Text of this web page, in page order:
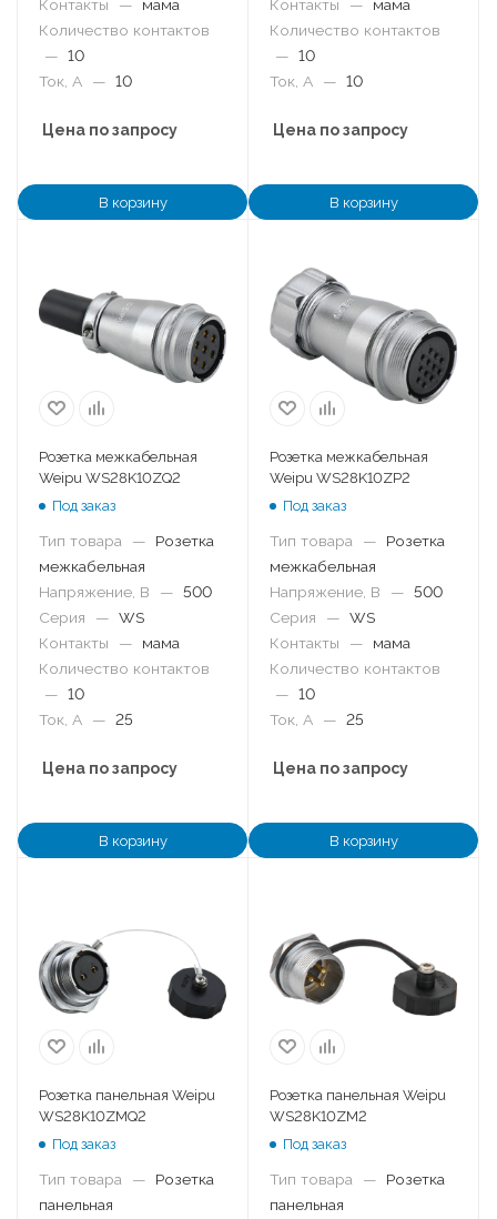
Контакты
—
мама
Количество контактов
— 10
Ток, А
— 10
Цена по запросу
В корзину
Контакты
—
мама
Количество контактов
— 10
Ток, А
— 10
Цена по запросу
В корзину
Розетка межкабельная
Weipu WS28K10ZQ2
Под заказ
Тип товара —
Розетка
межкабельная
Напряжение, В
— 500
Серия
— WS
Контакты
—
мама
Количество контактов
— 10
Ток, А
— 25
Цена по запросу
В корзину
Розетка межкабельная
Weipu WS28K10ZP2
Под заказ
Тип товара —
Розетка
межкабельная
Напряжение, В
— 500
Серия
— WS
Контакты
—
мама
Количество контактов
— 10
Ток, А
— 25
Цена по запросу
В корзину
Розетка панельная Weipu
WS28K10ZMQ2
Под заказ
Тип товара —
Розетка
панельная
Розетка панельная Weipu
WS28K10ZM2
Под заказ
Тип товара —
Розетка
панельная